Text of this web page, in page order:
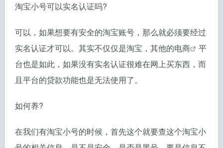
淘宝小号可以实名认证吗?
可以，如果想要有安全的淘宝账号，那么就必须要经过
实名认证才可以。其实不仅仅是淘宝，其他的电商
平
台也是如此，如果没有实名认证很难在网上买东西，而
且平台的贷款功能也是无法使用了。
如何养?
在我们有淘宝小号的时候，首先这个就要查这个淘宝小